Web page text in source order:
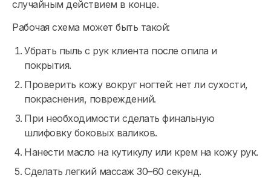
случайным действием в конце.
Рабочая схема может быть такой:
Убрать пыль с рук клиента после опила и
покрытия.
Проверить кожу вокруг ногтей: нет ли сухости,
покраснения, повреждений.
При необходимости сделать финальную
шлифовку боковых валиков.
Нанести масло на кутикулу или крем на кожу рук.
Сделать легкий массаж 30–60 секунд.